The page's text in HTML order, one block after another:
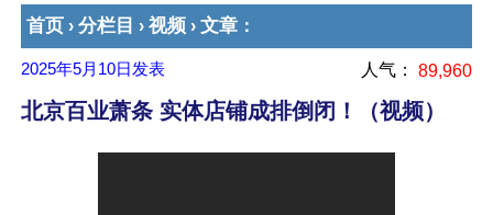
首页 › 分栏目 › 视频 › 文章 ：
2025年5月10日 发表 人气： 89,960
北京百业萧条 实体店铺成排倒闭！（视频）